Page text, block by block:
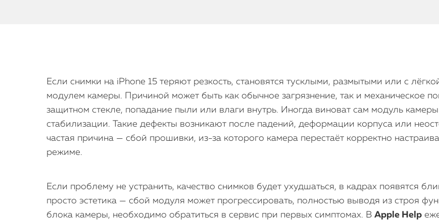
Если снимки на iPhone 15 теряют резкость, становятся тусклыми, размытыми или с
модулем камеры. Причиной может быть как обычное загрязнение, так и механическое
защитном стекле, попадание пыли или влаги внутрь. Иногда виноват сам модуль
стабилизации. Такие дефекты возникают после падений, деформации корпуса или
частая причина — сбой прошивки, из-за которого камера перестаёт корректно
режиме.
Если проблему не устранить, качество снимков будет ухудшаться, в кадрах появятся
просто эстетика — сбой модуля может прогрессировать, полностью выводя из строя
блока камеры, необходимо обратиться в сервис при первых симптомах. В Apple Help